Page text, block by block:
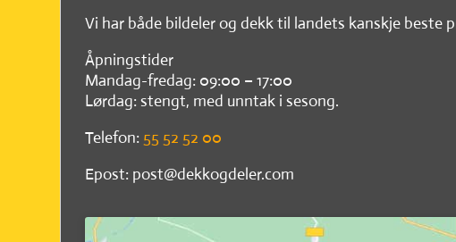
Vi har både bildeler og dekk til landets kanskje beste
Åpningstider
Mandag-fredag: 09:00 – 17:00
Lørdag: stengt, med unntak i sesong.
Telefon: 55 52 52 00
Epost: post@dekkogdeler.com